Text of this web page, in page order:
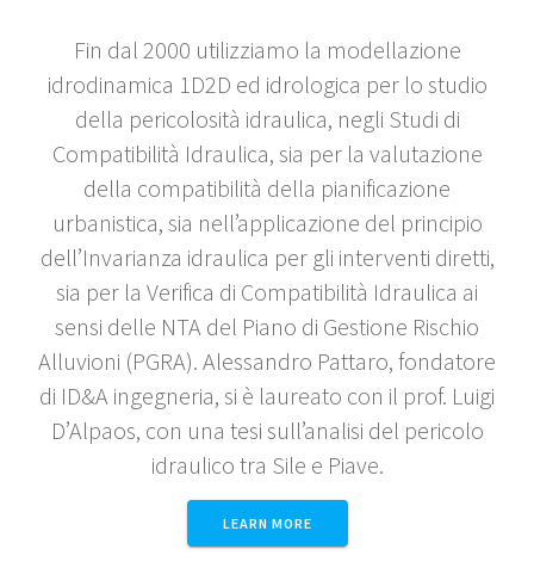
Fin dal 2000 utilizziamo la modellazione
idrodinamica 1D2D ed idrologica per lo studio
della pericolosità idraulica, negli Studi di
Compatibilità Idraulica, sia per la valutazione
della compatibilità della pianificazione
urbanistica, sia nell’applicazione del principio
dell’Invarianza idraulica per gli interventi diretti,
sia per la Verifica di Compatibilità Idraulica ai
sensi delle NTA del Piano di Gestione Rischio
Alluvioni (PGRA). Alessandro Pattaro, fondatore
di ID&A ingegneria, si è laureato con il prof. Luigi
D’Alpaos, con una tesi sull’analisi del pericolo
idraulico tra Sile e Piave.
LEARN MORE